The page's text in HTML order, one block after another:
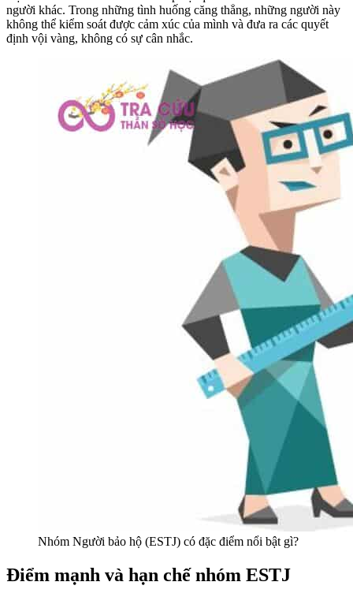
người khác. Trong những tình huống căng thẳng, những người này
không thể kiểm soát được cảm xúc của mình và đưa ra các quyết
định vội vàng, không có sự cân nhắc.
Nhóm Người bảo hộ (ESTJ) có đặc điểm nổi bật gì?
Điểm mạnh và hạn chế nhóm ESTJ